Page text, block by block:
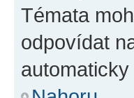
Témata
odpovídat